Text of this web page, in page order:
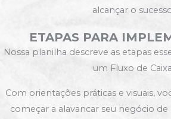
alcançar o
ETAPAS PARA
Nossa planilha descreve as etapas
um Fluxo de
Com orientações práticas e visuais,
começar a alavancar seu negócio